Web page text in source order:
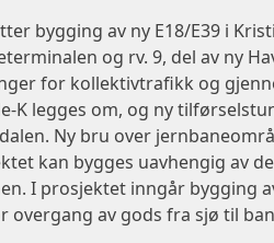
bygging av ny E18/E39 i
og rv. 9, del av ny
for kollektivtrafikk og
K legges om, og ny
Ny bru over
kan bygges uavhengig av
I prosjektet inngår bygging
overgang av gods fra sjø til